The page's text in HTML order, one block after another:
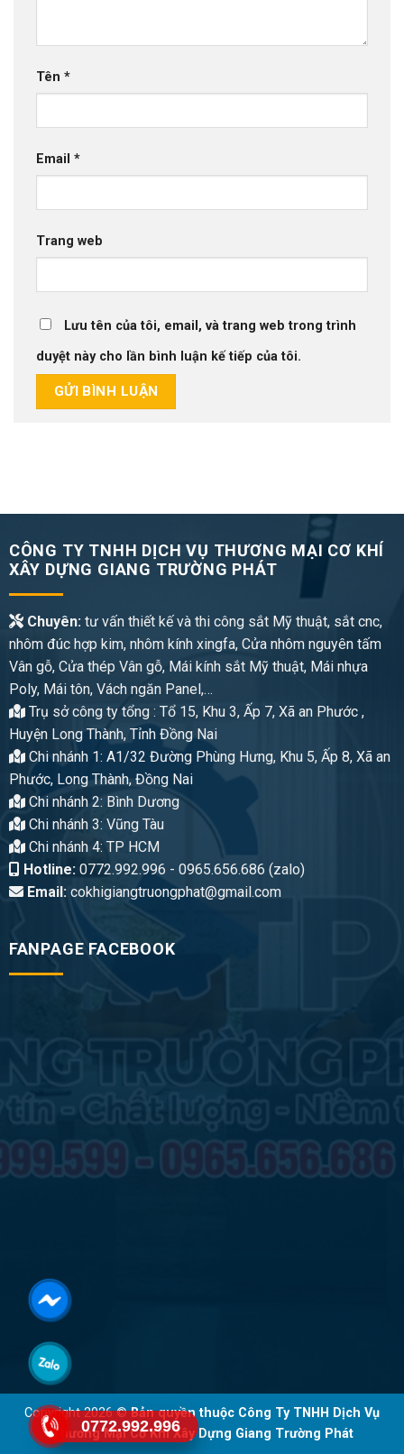
Tên *
Email *
Trang web
Lưu tên của tôi, email, và trang web trong trình
duyệt này cho lần bình luận kế tiếp của tôi.
CÔNG TY TNHH DỊCH VỤ THƯƠNG MẠI CƠ KHÍ
XÂY DỰNG GIANG TRƯỜNG PHÁT
Chuyên:tư vấn thiết kế và thi công sắt Mỹ thuật, sắt cnc,
nhôm đúc hợp kim, nhôm kính xingfa, Cửa nhôm nguyên tấm
Vân gỗ, Cửa thép Vân gỗ, Mái kính sắt Mỹ thuật, Mái nhựa
Poly, Mái tôn, Vách ngăn Panel,…
Trụ sở công ty tổng : Tổ 15, Khu 3, Ấp 7, Xã an Phước ,
Huyện Long Thành, Tỉnh Đồng Nai
Chi nhánh 1: A1/32 Đường Phùng Hưng, Khu 5, Ấp 8, Xã an
Phước, Long Thành, Đồng Nai
Chi nhánh 2: Bình Dương
Chi nhánh 3: Vũng Tàu
Chi nhánh 4: TP HCM
Hotline:0772.992.996 - 0965.656.686 (zalo)
Email:cokhigiangtruongphat@gmail.com
FANPAGE FACEBOOK
Copyright 2026 ©Bản quyền thuộc Công Ty TNHH Dịch Vụ
Thương Mại Cơ Khí Xây Dựng Giang Trường Phát
0772.992.996